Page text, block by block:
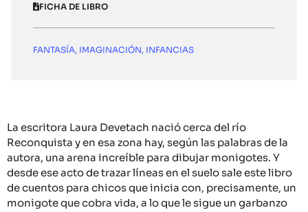
FICHA DE LIBRO
FANTASÍA, IMAGINACIÓN, INFANCIAS
La escritora Laura Devetach nació cerca del río
Reconquista y en esa zona hay, según las palabras de la
autora, una arena increíble para dibujar monigotes. Y
desde ese acto de trazar líneas en el suelo sale este libro
de cuentos para chicos que inicia con, precisamente, un
monigote que cobra vida, a lo que le sigue un garbanzo